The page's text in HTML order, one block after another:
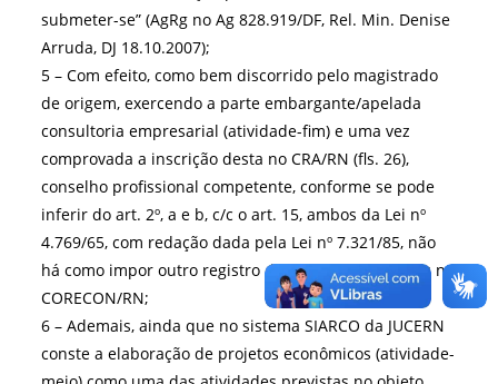
submeter-se” (AgRg no Ag 828.919/DF, Rel. Min. Denise
Arruda, DJ 18.10.2007);
5 – Com efeito, como bem discorrido pelo magistrado
de origem, exercendo a parte embargante/apelada
consultoria empresarial (atividade-fim) e uma vez
comprovada a inscrição desta no CRA/RN (fls. 26),
conselho profissional competente, conforme se pode
inferir do art. 2º, a e b, c/c o art. 15, ambos da Lei nº
4.769/65, com redação dada pela Lei nº 7.321/85, não
há como impor outro registro da empresa, desta vez no
CORECON/RN;
6 – Ademais, ainda que no sistema SIARCO da JUCERN
conste a elaboração de projetos econômicos (atividade-